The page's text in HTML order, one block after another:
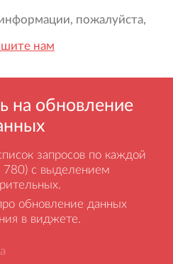
пожалуйста,
нам
на обновление
запросов по каждой
780) с выделением
обновление данных
в виджете.